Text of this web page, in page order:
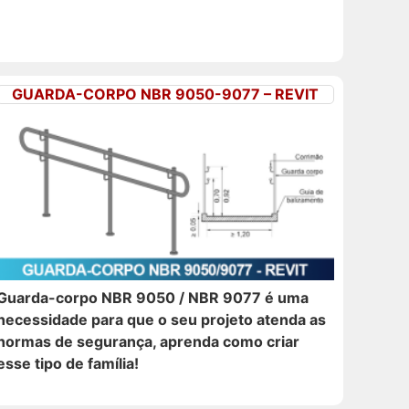
GUARDA-CORPO NBR 9050-9077 – REVIT
corpo NBR 9050 / NBR 9077 é uma
para que o seu projeto atenda as
de segurança, aprenda como criar
tipo de família!